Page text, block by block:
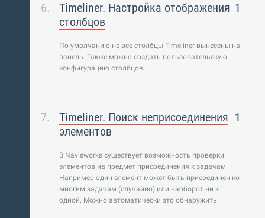
Timeliner. Настройка отображения
столбцов
1
По умолчанию не все столбцы Timeliner вынесены на
панель. Также можно создать пользовательскую
конфигурацию столбцов.
Timeliner. Поиск неприсоединения
элементов
1
В Navisworks существует возможность проверки
элементов на предмет присоединения к задачам.
Например один элемент может быть присоединен ко
многим задачам (случайно) или наоборот ни к
одной. Можно автоматически это обнаружить.